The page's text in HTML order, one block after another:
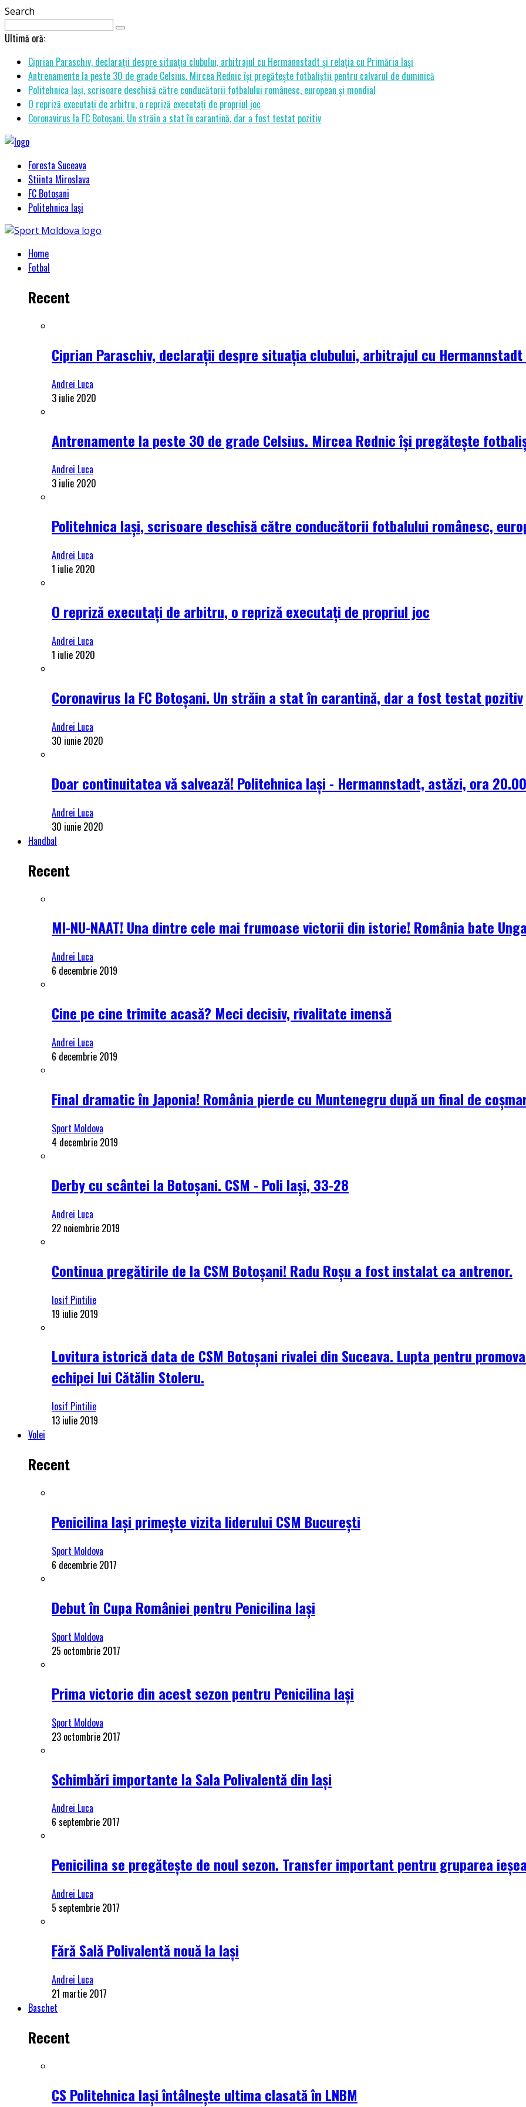
Search
Ultimă oră:
Ciprian Paraschiv, declarații despre situația clubului, arbitrajul cu Hermannstadt și relația cu Primăria Iași
Antrenamente la peste 30 de grade Celsius. Mircea Rednic își pregătește fotbaliștii pentru calvarul de duminică
Politehnica Iași, scrisoare deschisă către conducătorii fotbalului românesc, european și mondial
O repriză executați de arbitru, o repriză executați de propriul joc
Coronavirus la FC Botoșani. Un străin a stat în carantină, dar a fost testat pozitiv
Foresta Suceava
Stiinta Miroslava
FC Botoșani
Politehnica Iași
Home
Fotbal
Recent
Ciprian Paraschiv, declarații despre situația clubului, arbitrajul cu
Andrei Luca
3 iulie 2020
Antrenamente la peste 30 de grade Celsius. Mircea Rednic își pregătește
Andrei Luca
3 iulie 2020
Politehnica Iași, scrisoare deschisă către conducătorii fotbalului românesc,
Andrei Luca
1 iulie 2020
O repriză executați de arbitru, o repriză executați de propriul joc
Andrei Luca
1 iulie 2020
Coronavirus la FC Botoșani. Un străin a stat în carantină, dar a fost testat pozitiv
Andrei Luca
30 iunie 2020
Doar continuitatea vă salvează! Politehnica Iași - Hermannstadt, astăzi, ora 20.00
Andrei Luca
30 iunie 2020
Handbal
Recent
MI-NU-NAAT! Una dintre cele mai frumoase victorii din istorie! România bate
Andrei Luca
6 decembrie 2019
Cine pe cine trimite acasă? Meci decisiv, rivalitate imensă
Andrei Luca
6 decembrie 2019
Final dramatic în Japonia! România pierde cu Muntenegru după un final de
Sport Moldova
4 decembrie 2019
Derby cu scântei la Botoșani. CSM - Poli Iași, 33-28
Andrei Luca
22 noiembrie 2019
Continua pregătirile de la CSM Botoșani! Radu Roșu a fost instalat ca antrenor.
Iosif Pintilie
19 iulie 2019
Lovitura istorică data de CSM Botoșani rivalei din Suceava. Lupta pentru
echipei lui Cătălin Stoleru.
Iosif Pintilie
13 iulie 2019
Volei
Recent
Penicilina Iași primește vizita liderului CSM București
Sport Moldova
6 decembrie 2017
Debut în Cupa României pentru Penicilina Iași
Sport Moldova
25 octombrie 2017
Prima victorie din acest sezon pentru Penicilina Iași
Sport Moldova
23 octombrie 2017
Schimbări importante la Sala Polivalentă din Iași
Andrei Luca
6 septembrie 2017
Penicilina se pregătește de noul sezon. Transfer important pentru gruparea
Andrei Luca
5 septembrie 2017
Fără Sală Polivalentă nouă la Iași
Andrei Luca
21 martie 2017
Baschet
Recent
CS Politehnica Iași întâlnește ultima clasată în LNBM